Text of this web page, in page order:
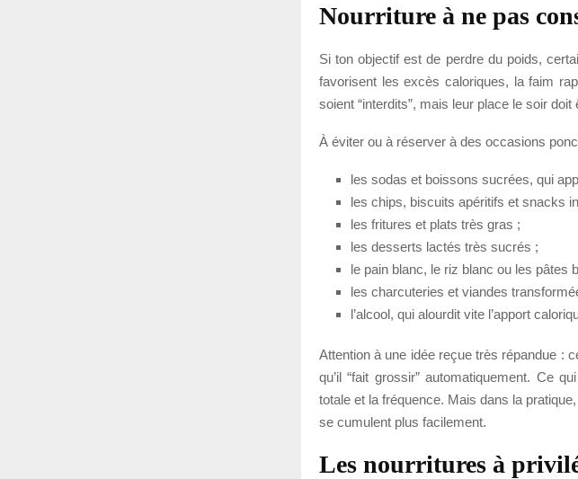
Nourriture à ne pas
Si ton objectif est de perdre du poids,
favorisent les excès caloriques, la faim
soient “interdits”, mais leur place le soir doit
À éviter ou à réserver à des occasions
les sodas et boissons sucrées, qui
les chips, biscuits apéritifs et snacks
les fritures et plats très gras ;
les desserts lactés très sucrés ;
le pain blanc, le riz blanc ou les pâtes
les charcuteries et viandes
l’alcool, qui alourdit vite l’apport
Attention à une idée reçue très répandue :
qu’il “fait grossir” automatiquement. Ce
totale et la fréquence. Mais dans la
se cumulent plus facilement.
Les nourritures à